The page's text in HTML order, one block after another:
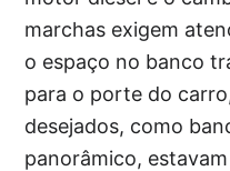
marchas exigem
o espaço no banco
para o porte do
desejados, como
panorâmico,